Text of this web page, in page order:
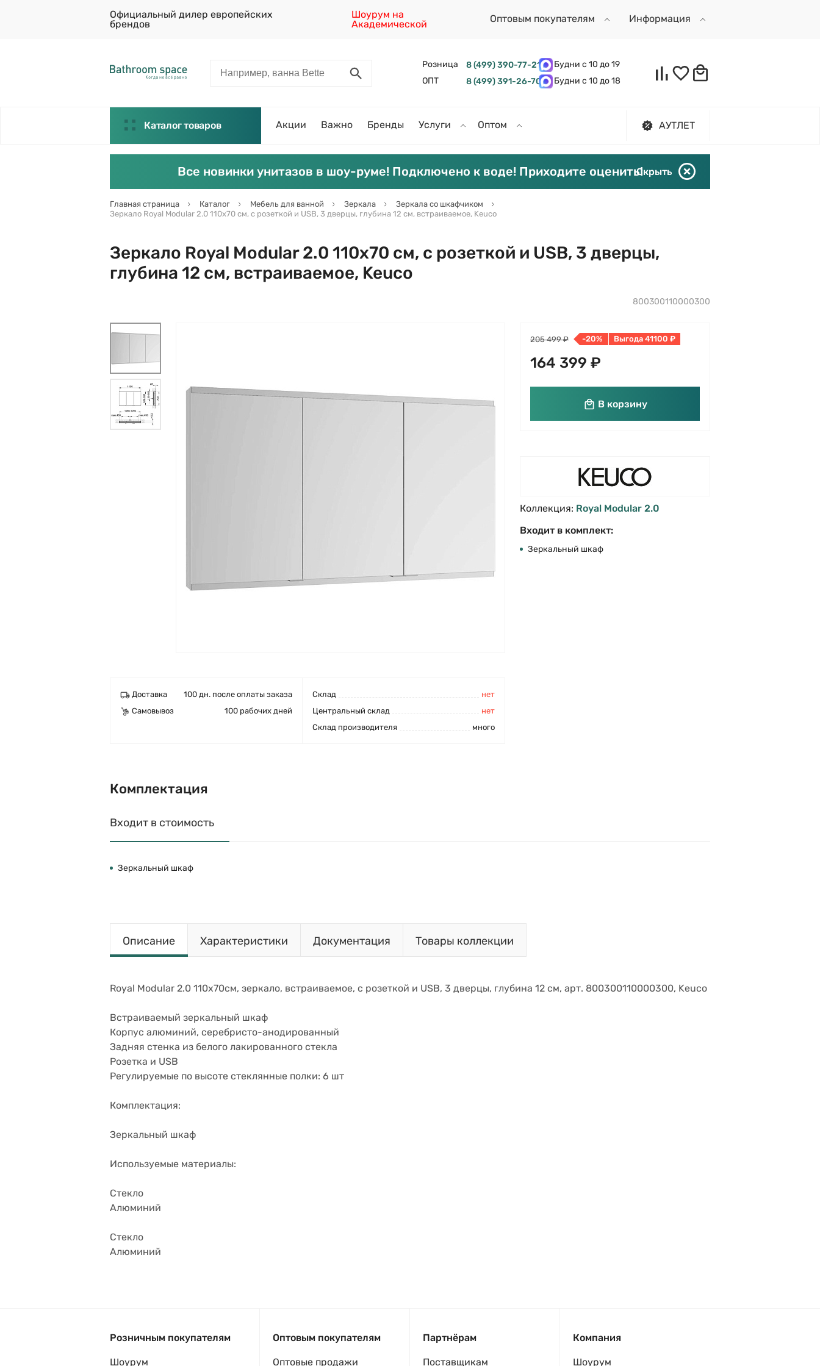
Официальный дилер европейских
брендов
Шоурум на
Академической
Оптовым покупателям Информация
Розница 8 (499) 390-77-21
Будни с 10 до 19
ОПТ
8 (499) 391-26-70 Будни с 10 до 18
Каталог товаров Акции Важно Бренды Услуги Оптом АУТЛЕТ
Все новинки унитазов в шоу-руме! Подключено к воде! Приходите оценить!Скрыть
Главная страница Каталог Мебель для ванной Зеркала
Зеркала со шкафчиком
Зеркало Royal Modular 2.0 110х70 см, с розеткой и USB, 3 дверцы, глубина 12 см, встраиваемое, Keuco
Зеркало Royal Modular 2.0 110х70 см, с розеткой и USB, 3 дверцы,
глубина 12 см, встраиваемое, Keuco
800300110000300
205 499 ₽ -20% Выгода 41100 ₽
164 399 ₽
В корзину
Доставка
100 дн. после оплаты заказа
Самовывоз
100 рабочих дней
Cклад
нет
Центральный склад
нет
Склад производителя
много
Коллекция: Royal Modular 2.0
Входит в комплект:
Зеркальный шкаф
Комплектация
Входит в стоимость
Зеркальный шкаф
Описание Характеристики Документация Товары коллекции
Royal Modular 2.0 110х70см, зеркало, встраиваемое, с розеткой и USB, 3 дверцы, глубина 12 см, арт. 800300110000300, Keuco
Встраиваемый зеркальный шкаф
Корпус алюминий, серебристо-анодированный
Задняя стенка из белого лакированного стекла
Розетка и USB
Регулируемые по высоте стеклянные полки: 6 шт
Комплектация:
Зеркальный шкаф
Используемые материалы:
Стекло
Алюминий
Стекло
Алюминий
Розничным покупателям
Шоурум
Оптовым покупателям
Оптовые продажи
Партнёрам
Поставщикам
Компания
Шоурум